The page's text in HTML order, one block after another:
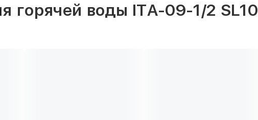
горячей воды ITA-09-1/2 SL10